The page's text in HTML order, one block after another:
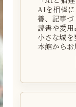
AIを相棒
善、記事づ
読書や愛用
小さな城を
本館からお